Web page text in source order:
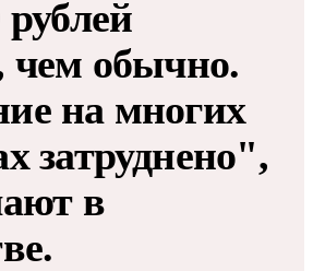
рублей
чем обычно.
на многих
затруднено",
в